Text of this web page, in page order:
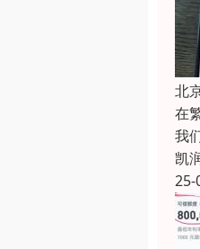
北
在
我
凯
25-